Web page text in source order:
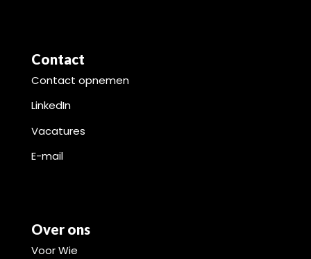
Contact
Contact opnemen
LinkedIn
Vacatures
E-mail
Over ons
Voor Wie